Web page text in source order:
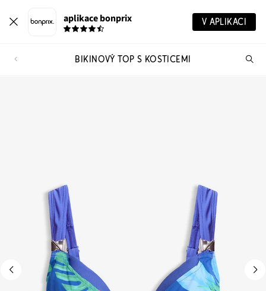
aplikace bonprix V APLIKACI
BIKINOVÝ TOP S KOSTICEMI